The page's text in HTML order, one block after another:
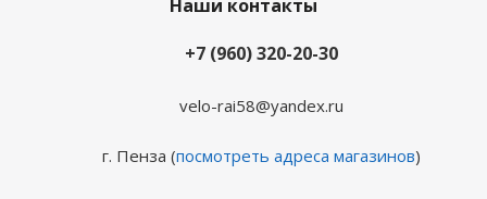
Наши контакты
+7 (960) 320-20-30
velo-rai58@yandex.ru
г. Пенза (посмотреть адреса магазинов)